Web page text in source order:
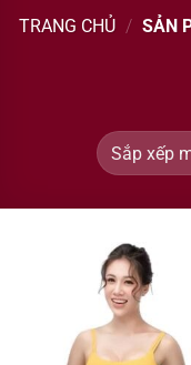
TRANG CHỦ / SẢN